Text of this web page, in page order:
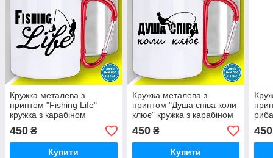
Кружка металева з
принтом "Fishing Life"
кружка з карабіном
450 ₴
Купити
Кружка металева з
принтом "Душа співа коли
клює" кружка з карабіном
450₴
Купити
450